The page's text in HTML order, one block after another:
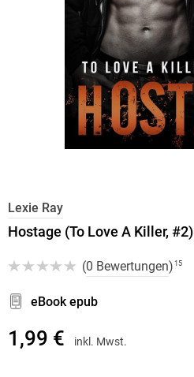
Lexie Ray
Hostage (To Love A Killer, #2)
(0 Bewertungen) 15
eBook epub
1,99 € inkl. Mwst.